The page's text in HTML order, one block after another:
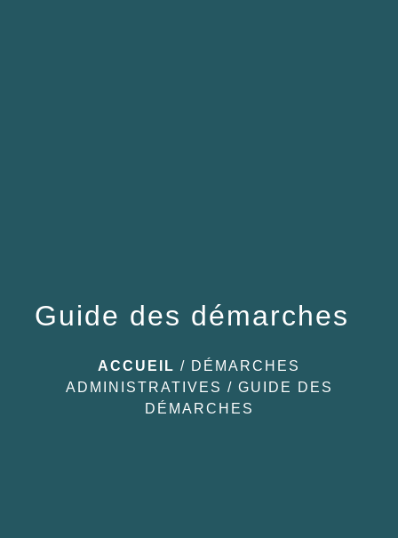
Guide des démarches
ACCUEIL / DÉMARCHES
ADMINISTRATIVES / GUIDE DES
DÉMARCHES